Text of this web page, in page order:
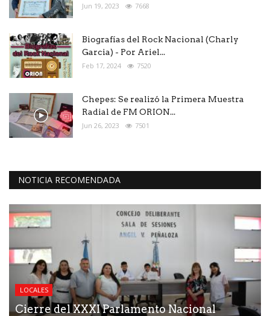
Jun 19, 2023 7668
Biografías del Rock Nacional (Charly
Garcia) - Por Ariel...
Feb 17, 2024 7520
Chepes: Se realizó la Primera Muestra
Radial de FM ORION...
Jun 26, 2023 7501
NOTICIA RECOMENDADA
LOCALES
Cierre del XXXI Parlamento Nacional